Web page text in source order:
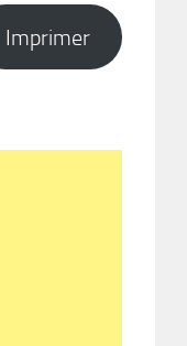
Imprimer